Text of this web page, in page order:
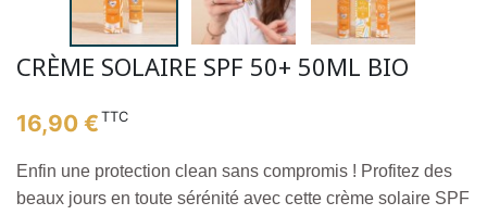
CRÈME SOLAIRE SPF 50+ 50ML BIO
16,90 € TTC
Enfin une protection clean sans compromis ! Profitez des
beaux jours en toute sérénité avec cette crème solaire SPF